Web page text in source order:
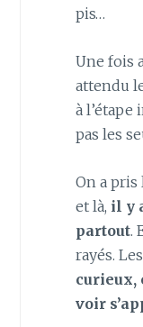
pis…
Une fois
attendu
à l’étape
pas les
On a pris
et là, il y
partout.
rayés.
curieux,
voir